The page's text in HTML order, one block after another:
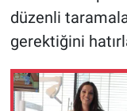
düzenli
gerektiğini